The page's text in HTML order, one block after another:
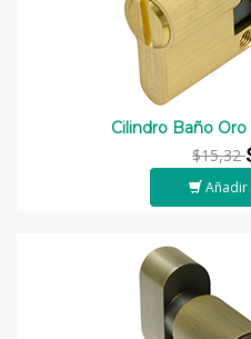
Cilindro Baño
$15,32
Añadir